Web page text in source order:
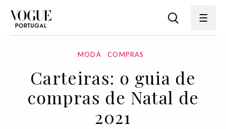
MODA COMPRAS
Carteiras: o guia de
compras de Natal de
2021